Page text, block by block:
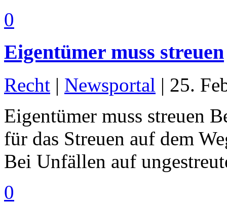
0
Eigentümer muss streuen
Recht | Newsportal | 25.
Eigentümer muss streuen
für das Streuen auf dem
Bei Unfällen auf
0